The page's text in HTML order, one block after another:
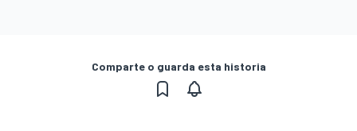
Comparte o guarda esta historia